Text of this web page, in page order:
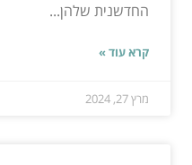
החדשנית שלהן...
קרא עוד »
מרץ 27, 2024